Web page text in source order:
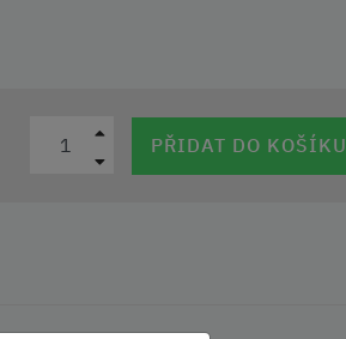
PŘIDAT DO KOŠÍKU